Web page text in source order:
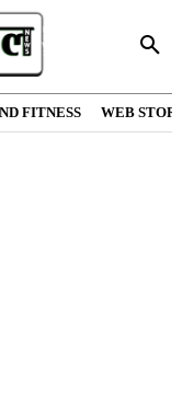
FITNESS WEB